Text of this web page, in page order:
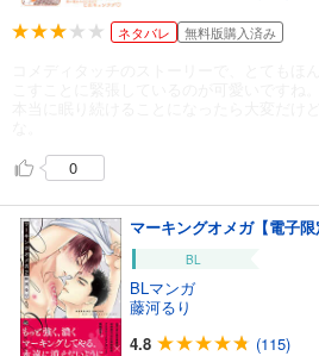
ネタバレ 無料版購入済み
0
BL
BLマンガ
藤河るり
4.8
(115)